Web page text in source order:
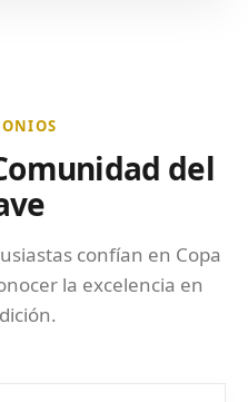
del
confían en Copa
la excelencia en